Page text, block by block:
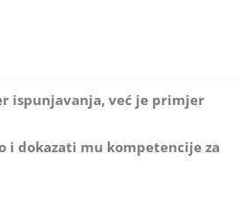
ispunjavanja, već je primjer
i dokazati mu kompetencije za